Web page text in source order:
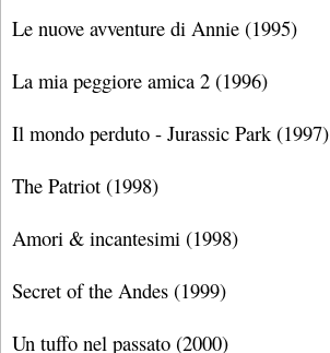
Le nuove avventure di Annie (1995)
La mia peggiore amica 2 (1996)
Il mondo perduto - Jurassic Park (1997)
The Patriot (1998)
Amori & incantesimi (1998)
Secret of the Andes (1999)
Un tuffo nel passato (2000)